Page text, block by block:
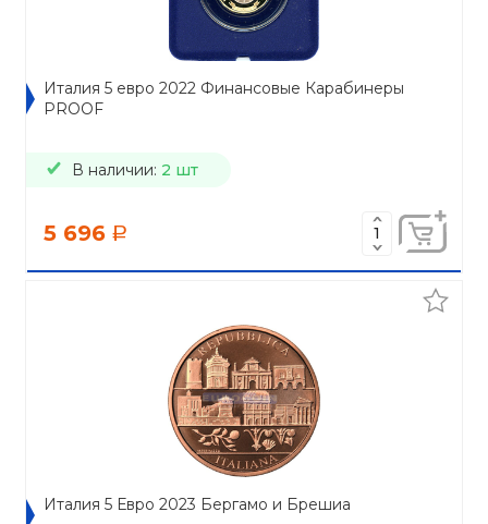
Италия 5 евро 2022 Финансовые Карабинеры
PROOF
В наличии: 2 шт
5 696 a
Италия 5 Евро 2023 Бергамо и Брешиа